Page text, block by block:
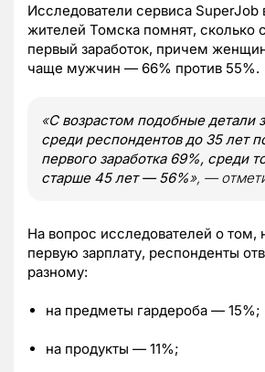
Исследователи сервиса SuperJob
жителей Томска помнят, сколько
первый заработок, причем
чаще мужчин — 66% против 55%.
«С возрастом подобные детали
среди респондентов до 35 лет
первого заработка 69%, среди
старше 45 лет — 56%», —
На вопрос исследователей о том,
первую зарплату, респонденты
разному:
на предметы гардероба — 15%;
на продукты — 11%;